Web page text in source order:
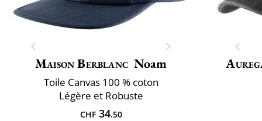
Maison Berblanc Noam
Toile Canvas 100 % coton
Légère et Robuste
CHF34.50